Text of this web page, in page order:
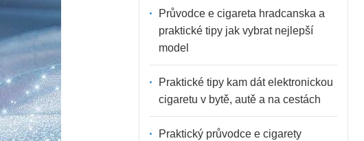
Průvodce e cigareta hradcanska a
praktické tipy jak vybrat nejlepší
model
Praktické tipy kam dát elektronickou
cigaretu v bytě, autě a na cestách
Praktický průvodce e cigarety